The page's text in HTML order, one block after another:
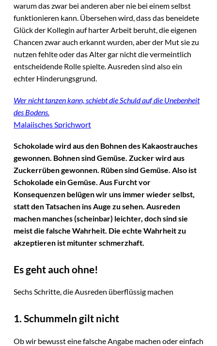
warum das zwar bei anderen aber nie bei einem selbst
funktionieren kann. Übersehen wird, dass das beneidete
Glück der Kollegin auf harter Arbeit beruht, die eigenen
Chancen zwar auch erkannt wurden, aber der Mut sie zu
nutzen fehlte oder das Alter gar nicht die vermeintlich
entscheidende Rolle spielte. Ausreden sind also ein
echter Hinderungsgrund.
Wer nicht tanzen kann, schiebt die Schuld auf die Unebenheit
des Bodens.
Malaiisches Sprichwort
Schokolade wird aus den Bohnen des Kakaostrauches
gewonnen. Bohnen sind Gemüse. Zucker wird aus
Zuckerrüben gewonnen. Rüben sind Gemüse. Also ist
Schokolade ein Gemüse. Aus Furcht vor
Konsequenzen belügen wir uns immer wieder selbst,
statt den Tatsachen ins Auge zu sehen. Ausreden
machen manches (scheinbar) leichter, doch sind sie
meist die falsche Wahrheit. Die echte Wahrheit zu
akzeptieren ist mitunter schmerzhaft.
Es geht auch ohne!
Sechs Schritte, die Ausreden überflüssig machen
1. Schummeln gilt nicht
Ob wir bewusst eine falsche Angabe machen oder einfach